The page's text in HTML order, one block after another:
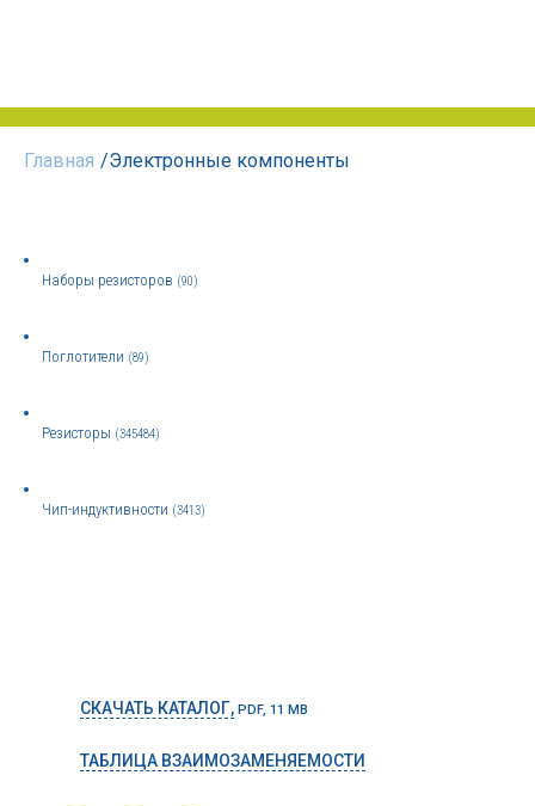
Главная /Электронные компоненты
Наборы резисторов (90)
Поглотители (89)
Резисторы (345484)
Чип-индуктивности (3413)
СКАЧАТЬ КАТАЛОГ, PDF, 11 MB
ТАБЛИЦА ВЗАИМОЗАМЕНЯЕМОСТИ